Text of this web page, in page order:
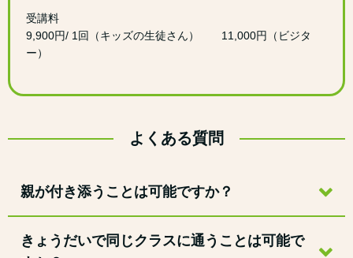
受講料
9,900円/ 1回（キッズの生徒さん） 11,000円（ビジタ
ー）
よくある質問
親が付き添うことは可能ですか？
きょうだいで同じクラスに通うことは可能で